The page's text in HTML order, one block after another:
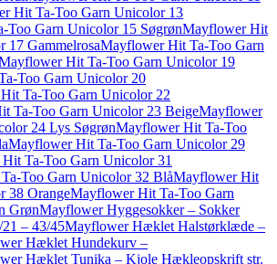
Hit Ta-Too Garn Unicolor 13
Too Garn Unicolor 15 SøgrønMayflower Hit
17 GammelrosaMayflower Hit Ta-Too Garn
Hit Ta-Too Garn Unicolor 19
Too Garn Unicolor 20
Ta-Too Garn Unicolor 22
Ta-Too Garn Unicolor 23 BeigeMayflower
24 Lys SøgrønMayflower Hit Ta-Too
Mayflower Hit Ta-Too Garn Unicolor 29
Ta-Too Garn Unicolor 31
Too Garn Unicolor 32 BlåMayflower Hit
38 OrangeMayflower Hit Ta-Too Garn
GrønMayflower Hyggesokker – Sokker
– 43/45Mayflower Hæklet Halstørklæde –
Hæklet Hundekurv –
Hæklet Tunika – Kjole Hækleopskrift str.